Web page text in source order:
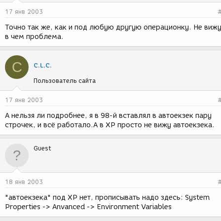
17 янв 2003
Точно так же, как и под любую другую операционку. Не
в чем проблема.
C C.L.C.
Пользователь сайта
17 янв 2003
А нельзя ли подробнее, я в 98-й вставлял в автоекзек пару
строчек, и всё работало.А в ХР просто не вижу автоекзека.
Guest
18 янв 2003
"автоекзека" под ХР нет, прописывать надо здесь: System
Properties -> Anvanced -> Environment Variables